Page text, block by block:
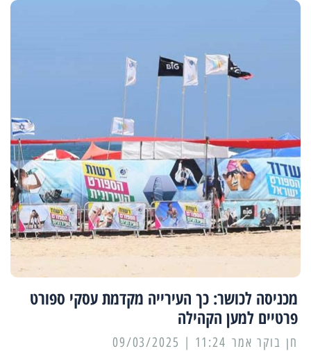
מכניסה לכושר: כך העירייה מקדמת עסקי ספורט
פרטיים למען הקהילה
11:24 | 09/03/2025